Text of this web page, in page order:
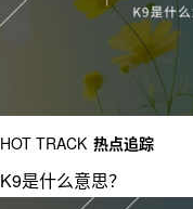
HOT TRACK 热点追踪
K9是什么意思？